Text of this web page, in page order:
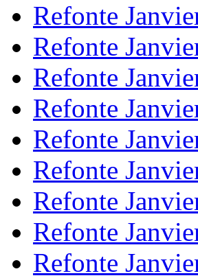
Refonte
Refonte
Refonte
Refonte
Refonte
Refonte
Refonte
Refonte
Refonte